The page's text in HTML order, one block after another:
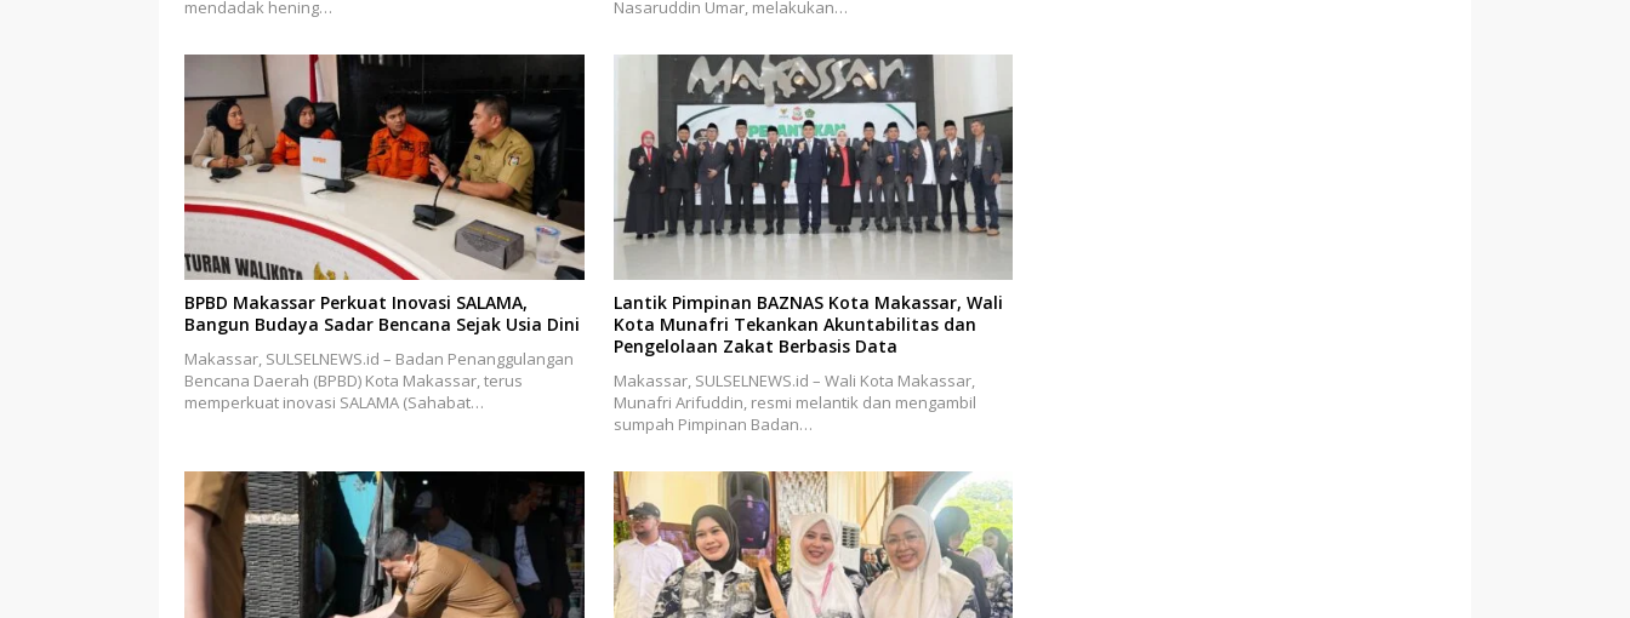
mendadak hening…
Nasaruddin Umar, melakukan…
BPBD Makassar Perkuat Inovasi SALAMA,
Bangun Budaya Sadar Bencana Sejak Usia Dini
Makassar, SULSELNEWS.id – Badan Penanggulangan
Bencana Daerah (BPBD) Kota Makassar, terus
memperkuat inovasi SALAMA (Sahabat…
Lantik Pimpinan BAZNAS Kota Makassar, Wali
Kota Munafri Tekankan Akuntabilitas dan
Pengelolaan Zakat Berbasis Data
Makassar, SULSELNEWS.id – Wali Kota Makassar,
Munafri Arifuddin, resmi melantik dan mengambil
sumpah Pimpinan Badan…